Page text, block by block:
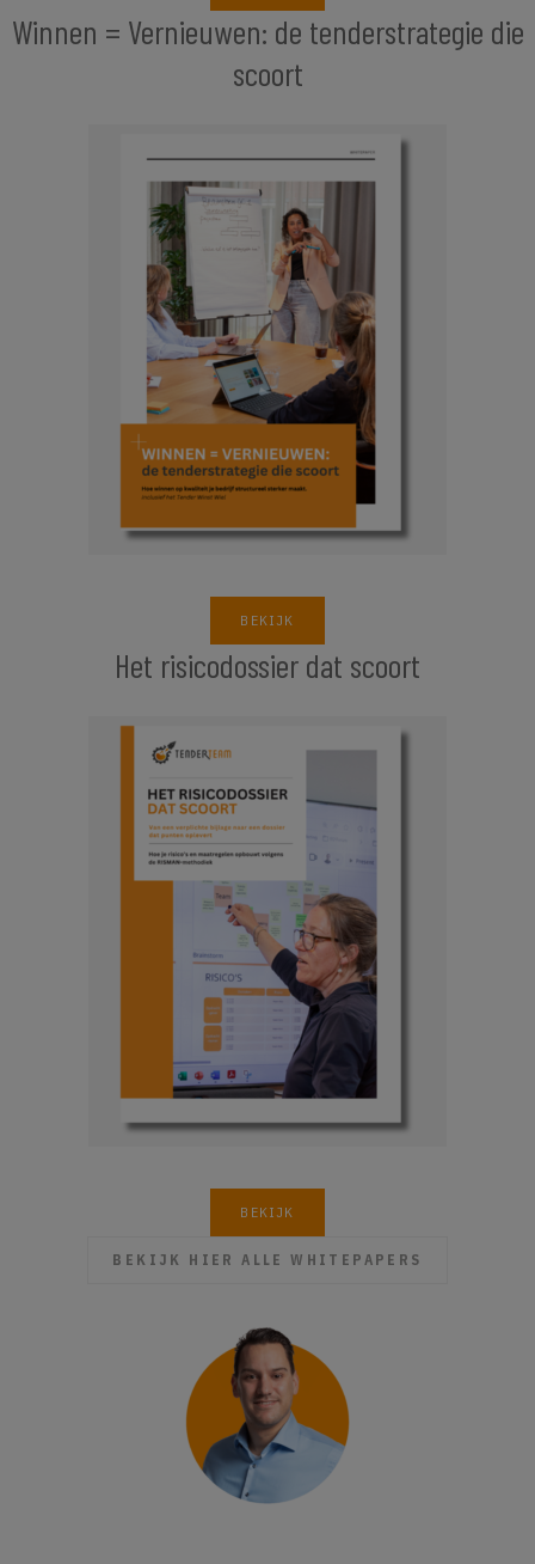
Winnen = Vernieuwen: de tenderstrategie die
scoort
BEKIJK
Het risicodossier dat scoort
BEKIJK
BEKIJK HIER ALLE WHITEPAPERS